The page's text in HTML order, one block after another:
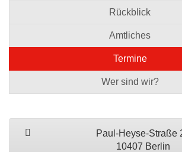
Rückblick
Amtliches
Termine
Wer sind wir?
Paul-Heyse-Straße
10407 Berlin